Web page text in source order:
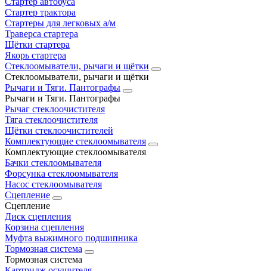
Стартер трактора
Стартеры для легковых а/м
Траверса стартера
Щётки стартера
Якорь стартера
Стеклоомыватели, рычаги и щётки
Стеклоомыватели, рычаги и щётки
Рычаги и Тяги. Пантографы
Рычаги и Тяги. Пантографы
Рычаг стеклоочистителя
Тяга стеклоочистителя
Щётки стеклоочистителей
Комплектующие стеклоомывателя
Комплектующие стеклоомывателя
Бачки стеклоомывателя
Форсунка стеклоомывателя
Насос стеклоомывателя
Сцепление
Сцепление
Диск сцепления
Корзина сцепления
Муфта выжимного подшипника
Тормозная система
Тормозная система